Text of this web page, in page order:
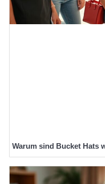
Warum sind Bucket Hats